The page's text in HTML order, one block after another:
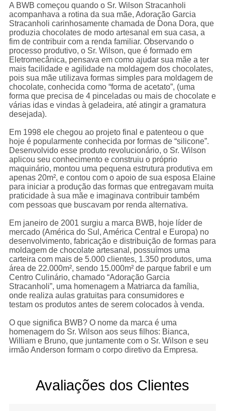
A BWB começou quando o Sr. Wilson Stracanholi
acompanhava a rotina da sua mãe, Adoração Garcia
Stracanholi carinhosamente chamada de Dona Dora, que
produzia chocolates de modo artesanal em sua casa, a
fim de contribuir com a renda familiar. Observando o
processo produtivo, o Sr. Wilson, que é formado em
Eletromecânica, pensava em como ajudar sua mãe a ter
mais facilidade e agilidade na moldagem dos chocolates,
pois sua mãe utilizava formas simples para moldagem de
chocolate, conhecida como “forma de acetato”, (uma
forma que precisa de 4 pinceladas ou mais de chocolate e
várias idas e vindas à geladeira, até atingir a gramatura
desejada).
Em 1998 ele chegou ao projeto final e patenteou o que
hoje é popularmente conhecida por formas de “silicone”.
Desenvolvido esse produto revolucionário, o Sr. Wilson
aplicou seu conhecimento e construiu o próprio
maquinário, montou uma pequena estrutura produtiva em
apenas 20m², e contou com o apoio de sua esposa Elaine
para iniciar a produção das formas que entregavam muita
praticidade à sua mãe e imaginava contribuir também
com pessoas que buscavam por renda alternativa.
Em janeiro de 2001 surgiu a marca BWB, hoje líder de
mercado (América do Sul, América Central e Europa) no
desenvolvimento, fabricação e distribuição de formas para
moldagem de chocolate artesanal, possuímos uma
carteira com mais de 5.000 clientes, 1.350 produtos, uma
rea de 22.000m², sendo 15.000m² de parque fabril e um
Centro Culinário, chamado “Adoração Garcia
Stracanholi”, uma homenagem a Matriarca da família,
onde realiza aulas gratuitas para consumidores e
testam os produtos antes de serem colocados à venda.
O que significa BWB? O nome da marca é uma
homenagem do Sr. Wilson aos seus filhos: Bianca,
William e Bruno, que juntamente com o Sr. Wilson e seu
irmão Anderson formam o corpo diretivo da Empresa.
Avaliações dos Clientes